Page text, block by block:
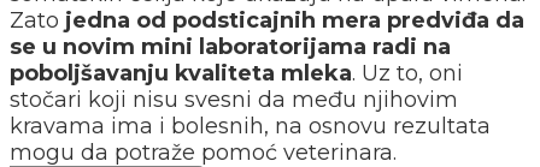
Zato jedna od podsticajnih mera predviđa da
se u novim mini laboratorijama radi na
poboljšavanju kvaliteta mleka. Uz to, oni
stočari koji nisu svesni da među njihovim
kravama ima i bolesnih, na osnovu rezultata
mogu da potraže pomoć veterinara.